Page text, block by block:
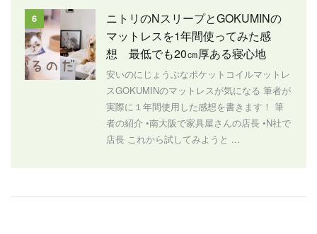
6
ニトリのNスリープとGOKUMINの
マットレスを1年間使ってみた感
想 最低でも20㎝厚ある寝心地
安いのにじょうぶなポケットコイルマットレ
スGOKUMINのマットレスが気になる 筆者が
実際に１年間使用した感想を書きます！ 筆
者の紹介 •南大阪で家具屋さんの店長 •N社で
店長 これから試してみようと ...